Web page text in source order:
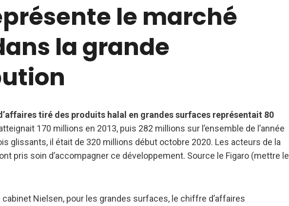
le marché
la grande
tiré des produits halal en grandes surfaces représentait 80
170 millions en 2013, puis 282 millions sur l’ensemble de l’année
glissants, il était de 320 millions début octobre 2020. Les acteurs de la
pris soin d’accompagner ce développement. Source le Figaro (mettre le
cabinet Nielsen, pour les grandes surfaces, le chiffre d’affaires